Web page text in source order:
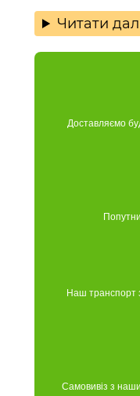
Читати
Доставляємо
Наш транспорт
Самовивіз з